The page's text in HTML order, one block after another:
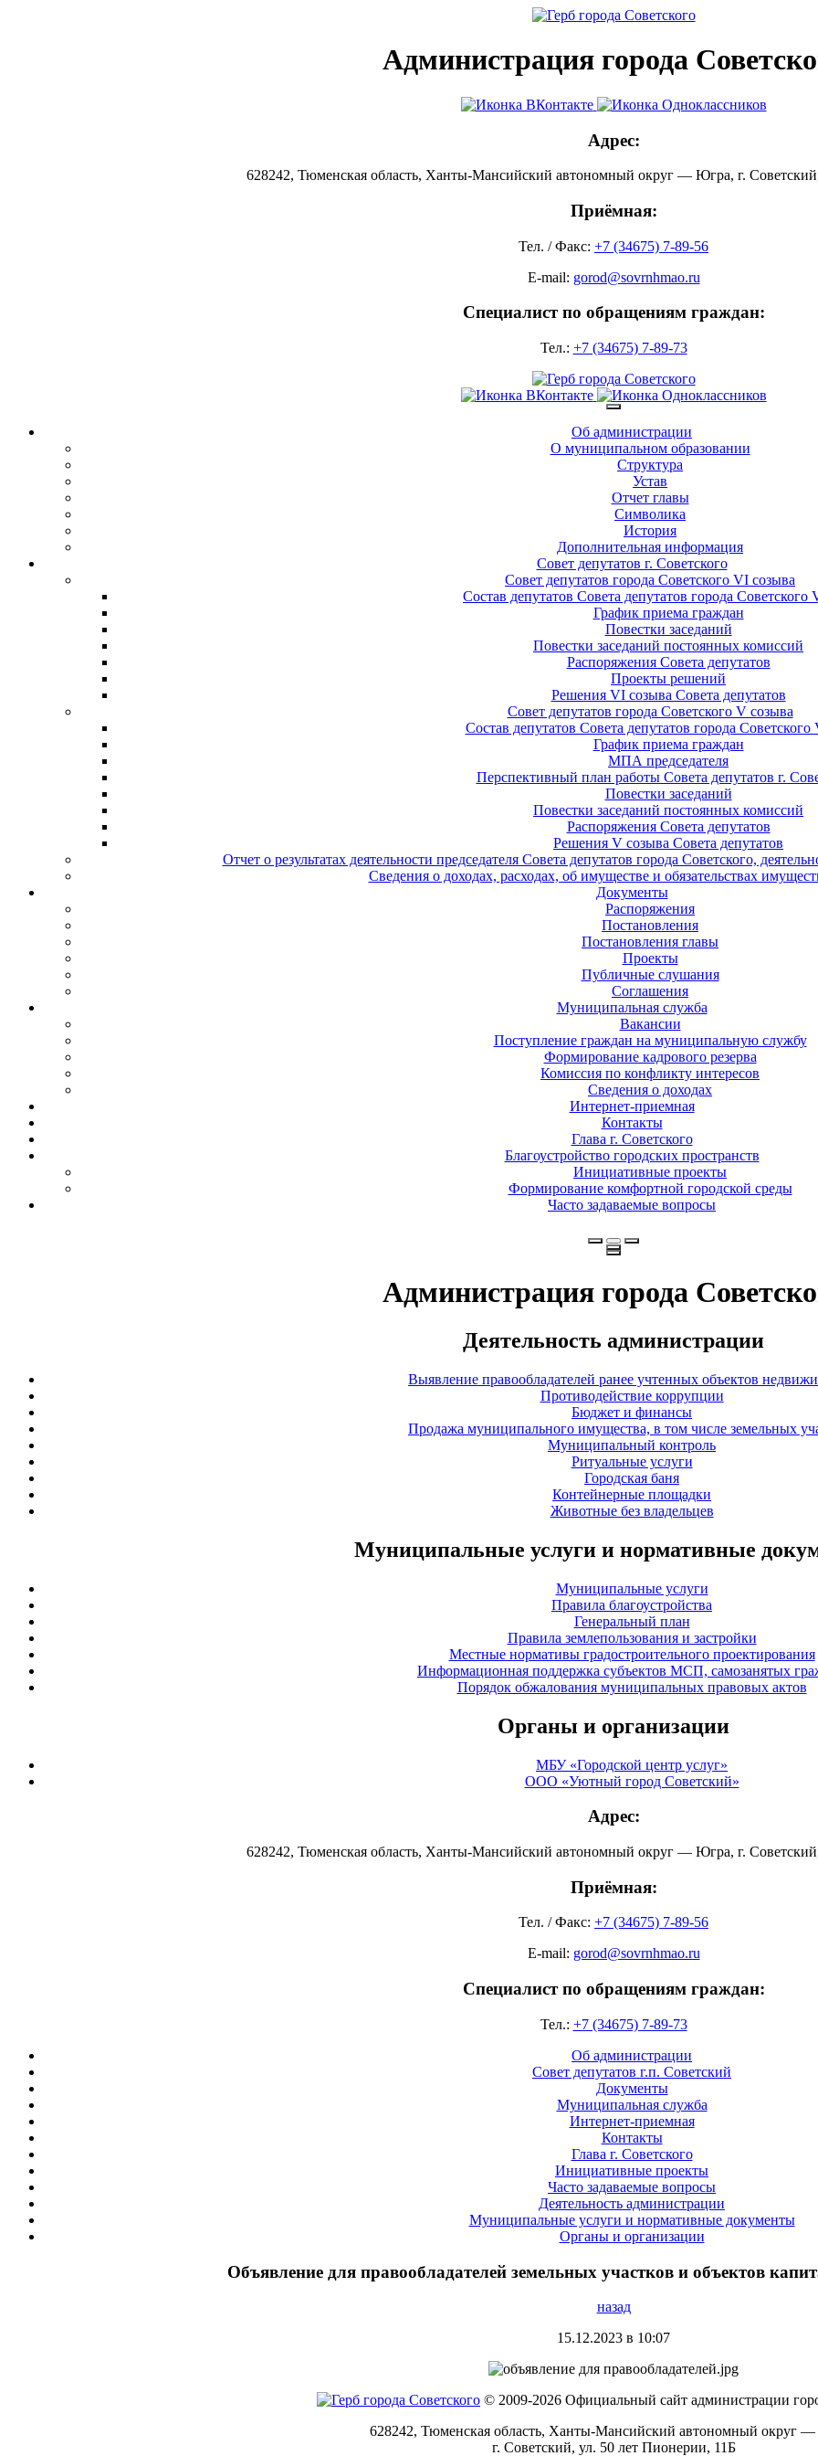
Администрация города
Адрес:
628242, Тюменская область, Ханты-Мансийский автономный округ — Югра, г.
Приёмная:
Тел. / Факс: +7 (34675) 7-89-56
E-mail: gorod@sovrnhmao.ru
Специалист по обращениям граждан:
Тел.: +7 (34675) 7-89-73
Об администрации
О муниципальном образовании
Структура
Устав
Отчет главы
Символика
История
Дополнительная информация
Совет депутатов г. Советского
Совет депутатов города Советского VI созыва
Состав депутатов Совета депутатов города Советского
График приема граждан
Повестки заседаний
Повестки заседаний постоянных комиссий
Распоряжения Совета депутатов
Проекты решений
Решения VI созыва Совета депутатов
Совет депутатов города Советского V созыва
Состав депутатов Совета депутатов города Советского
График приема граждан
МПА председателя
Перспективный план работы Совета депутатов г.
Повестки заседаний
Повестки заседаний постоянных комиссий
Распоряжения Совета депутатов
Решения V созыва Совета депутатов
Отчет о результатах деятельности председателя Совета депутатов города Советского,
Сведения о доходах, расходах, об имуществе и обязательствах
Документы
Распоряжения
Постановления
Постановления главы
Проекты
Публичные слушания
Соглашения
Муниципальная служба
Вакансии
Поступление граждан на муниципальную службу
Формирование кадрового резерва
Комиссия по конфликту интересов
Сведения о доходах
Интернет-приемная
Контакты
Глава г. Советского
Благоустройство городских пространств
Инициативные проекты
Формирование комфортной городской среды
Часто задаваемые вопросы
Администрация города
Деятельность администрации
Выявление правообладателей ранее учтенных объектов
Противодействие коррупции
Бюджет и финансы
Продажа муниципального имущества, в том числе земельных
Муниципальный контроль
Ритуальные услуги
Городская баня
Контейнерные площадки
Животные без владельцев
Муниципальные услуги и нормативные
Муниципальные услуги
Правила благоустройства
Генеральный план
Правила землепользования и застройки
Местные нормативы градостроительного проектирования
Информационная поддержка субъектов МСП, самозанятых
Порядок обжалования муниципальных правовых актов
Органы и организации
МБУ «Городской центр услуг»
ООО «Уютный город Советский»
Адрес:
628242, Тюменская область, Ханты-Мансийский автономный округ — Югра, г.
Приёмная:
Тел. / Факс: +7 (34675) 7-89-56
E-mail: gorod@sovrnhmao.ru
Специалист по обращениям граждан:
Тел.: +7 (34675) 7-89-73
Об администрации
Совет депутатов г.п. Советский
Документы
Муниципальная служба
Интернет-приемная
Контакты
Глава г. Советского
Инициативные проекты
Часто задаваемые вопросы
Деятельность администрации
Муниципальные услуги и нормативные документы
Органы и организации
Объявление для правообладателей земельных участков и объектов
назад
15.12.2023 в 10:07
© 2009-2026 Официальный сайт администрации
628242, Тюменская область, Ханты-Мансийский автономный округ
г. Советский, ул. 50 лет Пионерии, 11Б